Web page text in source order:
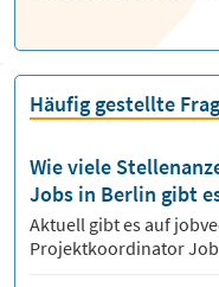
Häufig gestellte
Wie viele
Jobs in Berlin gibt
Aktuell gibt es auf
Projektkoordinator